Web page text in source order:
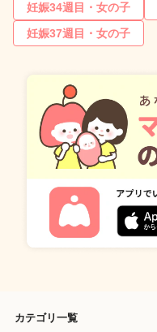
妊娠34週目・女の子
妊娠37週目・女の子
カテゴリ一覧